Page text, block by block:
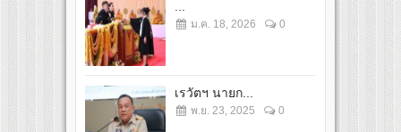
ม.ค. 18, 2026 0
เรวัตฯ นายก...
พ.ย. 23, 2025 0